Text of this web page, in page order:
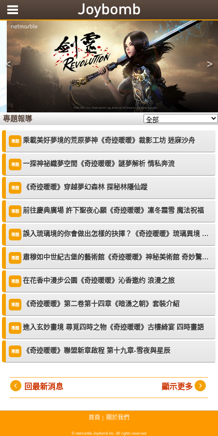
< >
專題報導
專題 乘載美好夢境的荒原夢神《奇迹暖暖》裁影工坊 迷寐沙舟
專題 一探神祕織夢空間《奇迹暖暖》謎夢解析 情私奔流
專題 《奇迹暖暖》穿越夢幻森林 探秘林隱仙蹤
專題 前往慶典廣場 許下聖夜心願《奇迹暖暖》凜冬霜雪 魔法祝福
專題 誤入琉璃境的你會做出怎樣的抉擇？《奇迹暖暖》琉璃異境 逐霧之擇
專題 肅穆如中世紀古堡的藝術館《奇迹暖暖》神秘美術館 奇妙驚魂夜
專題 在花香中漫步公園《奇迹暖暖》沁香邀约 浪漫之旅
專題 《奇迹暖暖》第二卷第十四章《暗湧之朝》套裝介紹
專題 進入玄妙畫境 尋覓四時之物《奇迹暖暖》古樓綺宴 四時畫語
專題 《奇迹暖暖》聯盟新章啟程 第十九章-雪夜與星辰
)
顯示更多
( 回最新消息
首頁 關於我們
© netmarble Joybomb Inc. All rights reserved.